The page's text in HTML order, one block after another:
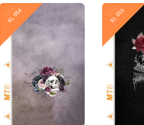
Novo
KL 054 Novo
KL 053